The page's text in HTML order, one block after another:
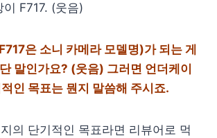
이 F717. (웃음)
은 소니 카메라 모델명)가 되는 게
말인가요? (웃음) 그러면 언더케이
인 목표는 뭔지 말씀해 주시죠.
의 단기적인 목표라면 리뷰어로 먹